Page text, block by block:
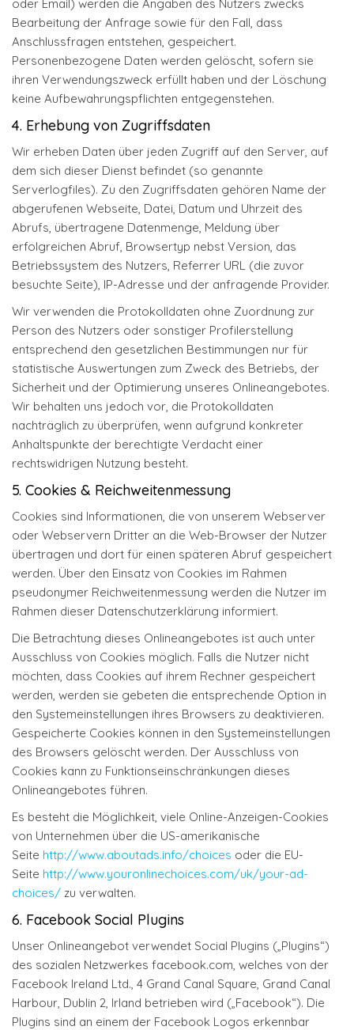
oder Email) werden die Angaben des Nutzers zwecks
Bearbeitung der Anfrage sowie für den Fall, dass
Anschlussfragen entstehen, gespeichert.
Personenbezogene Daten werden gelöscht, sofern sie
ihren Verwendungszweck erfüllt haben und der Löschung
keine Aufbewahrungspflichten entgegenstehen.
4. Erhebung von Zugriffsdaten
Wir erheben Daten über jeden Zugriff auf den Server, auf
dem sich dieser Dienst befindet (so genannte
Serverlogfiles). Zu den Zugriffsdaten gehören Name der
abgerufenen Webseite, Datei, Datum und Uhrzeit des
Abrufs, übertragene Datenmenge, Meldung über
erfolgreichen Abruf, Browsertyp nebst Version, das
Betriebssystem des Nutzers, Referrer URL (die zuvor
besuchte Seite), IP-Adresse und der anfragende Provider.
Wir verwenden die Protokolldaten ohne Zuordnung zur
Person des Nutzers oder sonstiger Profilerstellung
entsprechend den gesetzlichen Bestimmungen nur für
statistische Auswertungen zum Zweck des Betriebs, der
Sicherheit und der Optimierung unseres Onlineangebotes.
Wir behalten uns jedoch vor, die Protokolldaten
nachträglich zu überprüfen, wenn aufgrund konkreter
Anhaltspunkte der berechtigte Verdacht einer
rechtswidrigen Nutzung besteht.
5. Cookies & Reichweitenmessung
Cookies sind Informationen, die von unserem Webserver
oder Webservern Dritter an die Web-Browser der Nutzer
übertragen und dort für einen späteren Abruf gespeichert
werden. Über den Einsatz von Cookies im Rahmen
pseudonymer Reichweitenmessung werden die Nutzer im
Rahmen dieser Datenschutzerklärung informiert.
Die Betrachtung dieses Onlineangebotes ist auch unter
Ausschluss von Cookies möglich. Falls die Nutzer nicht
möchten, dass Cookies auf ihrem Rechner gespeichert
werden, werden sie gebeten die entsprechende Option in
den Systemeinstellungen ihres Browsers zu deaktivieren.
Gespeicherte Cookies können in den Systemeinstellungen
des Browsers gelöscht werden. Der Ausschluss von
Cookies kann zu Funktionseinschränkungen dieses
Onlineangebotes führen.
Es besteht die Möglichkeit, viele Online-Anzeigen-Cookies
von Unternehmen über die US-amerikanische
Seite http://www.aboutads.info/choices oder die EU-
Seite http://www.youronlinechoices.com/uk/your-ad-
choices/ zu verwalten.
6. Facebook Social Plugins
Unser Onlineangebot verwendet Social Plugins („Plugins“)
des sozialen Netzwerkes facebook.com, welches von der
Facebook Ireland Ltd., 4 Grand Canal Square, Grand Canal
Harbour, Dublin 2, Irland betrieben wird („Facebook“). Die
Plugins sind an einem der Facebook Logos erkennbar